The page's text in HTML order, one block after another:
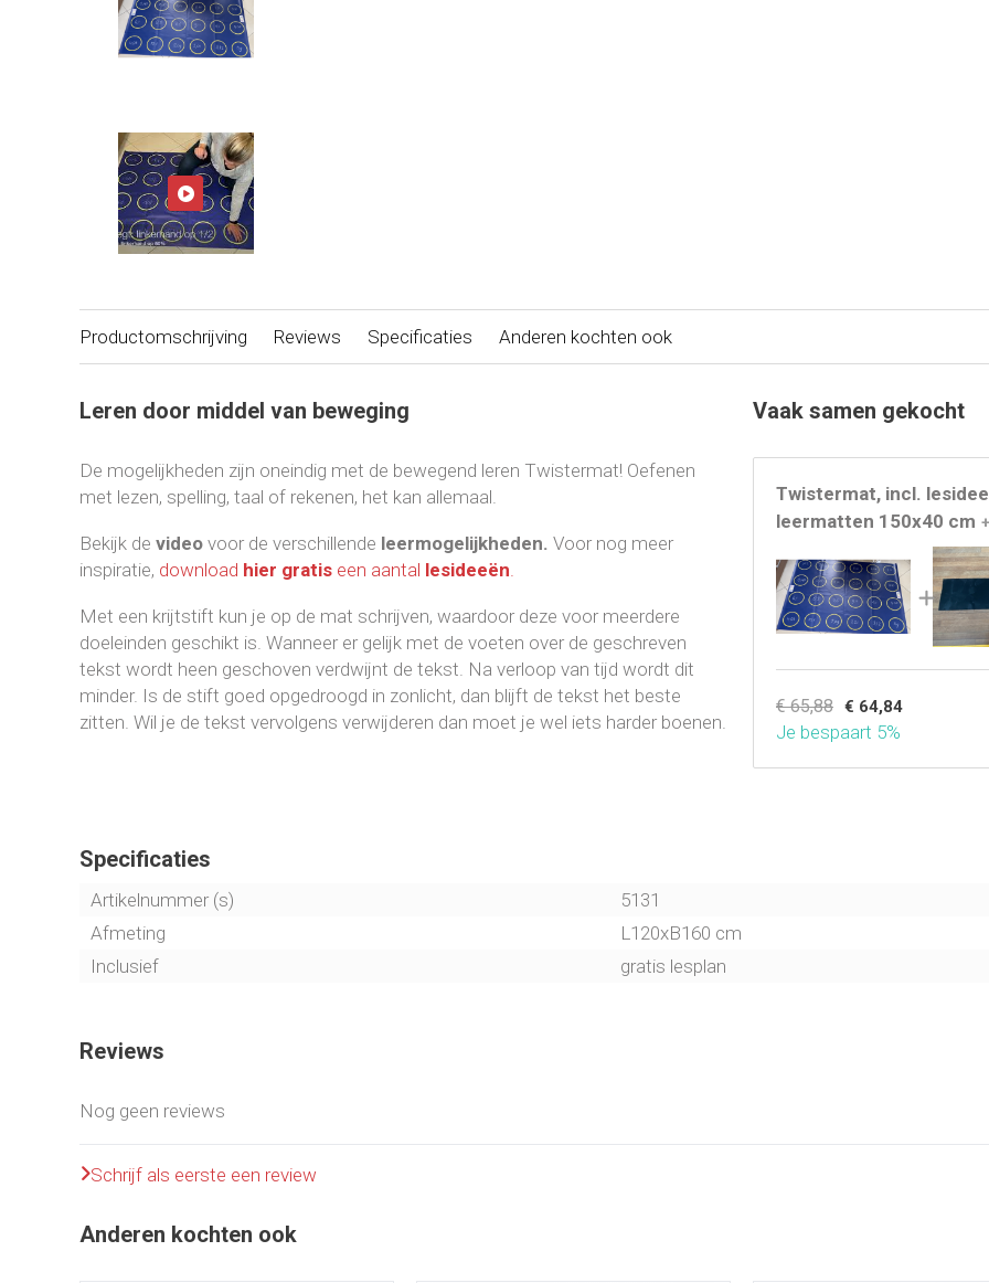
Productomschrijving Reviews Specificaties Anderen kochten ook
Leren door middel van beweging
De mogelijkheden zijn oneindig met de bewegend leren Twistermat! Oefenen
met lezen, spelling, taal of rekenen, het kan allemaal.
Bekijk de video voor de verschillende leermogelijkheden. Voor nog meer
inspiratie, download hier gratis een aantal lesideeën
Met een krijtstift kun je op de mat schrijven, waardoor deze voor meerdere
doeleinden geschikt is. Wanneer er gelijk met de voeten over de geschreven
tekst wordt heen geschoven verdwijnt de tekst. Na verloop van tijd wordt dit
minder. Is de stift goed opgedroogd in zonlicht, dan blijft de tekst het beste
zitten. Wil je de tekst vervolgens verwijderen dan moet je wel iets harder boenen.
Vaak samen gekocht
Twistermat, incl.
leermatten 150x40 cm +
€ 65,88 € 64,84
Je bespaart 5%
Specificaties
Artikelnummer (s)
5131
Afmeting
L120xB160 cm
Inclusief
gratis lesplan
Reviews
Nog geen reviews
Schrijf als eerste een review
Anderen kochten ook